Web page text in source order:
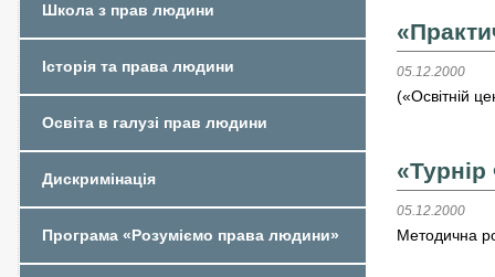
05.12.2000
(«Освітній
05.12.2000
Методична
Школа з прав людини
Історія та права людини
Освіта в галузі прав людини
Дискримінація
Програма «Розуміємо права людини»